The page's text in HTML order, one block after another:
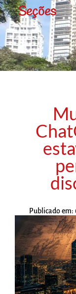
Seções
Publicado em: